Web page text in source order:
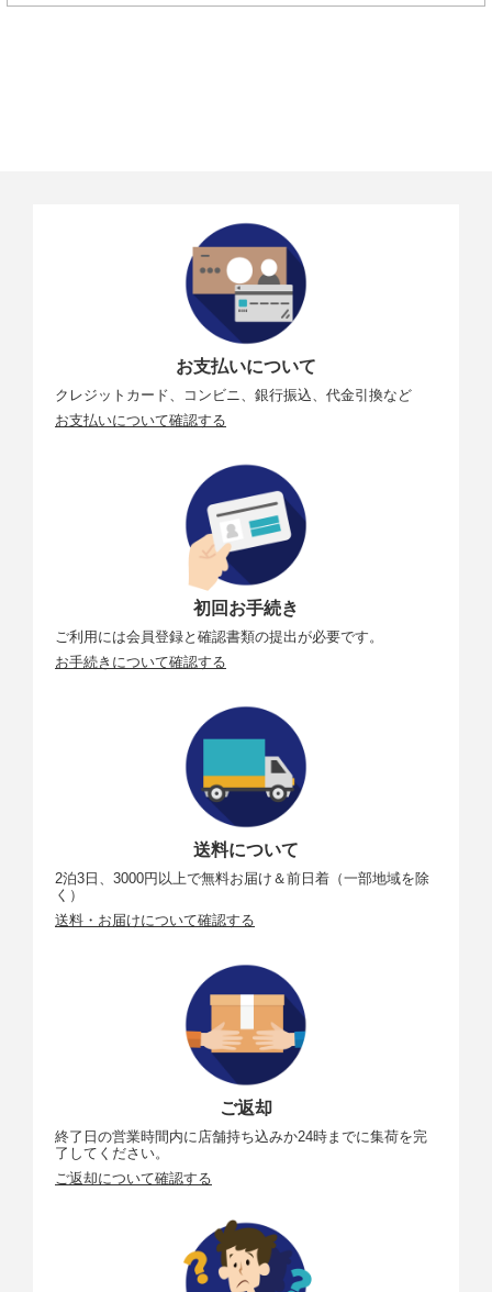
お支払いについて
クレジットカード、コンビニ、銀行振込、代金引換など
お支払いについて確認する
初回お手続き
ご利用には会員登録と確認書類の提出が必要です。
お手続きについて確認する
送料について
2泊3日、3000円以上で無料お届け＆前日着（一部地域を除
く）
送料・お届けについて確認する
ご返却
終了日の営業時間内に店舗持ち込みか24時までに集荷を完
了してください。
ご返却について確認する